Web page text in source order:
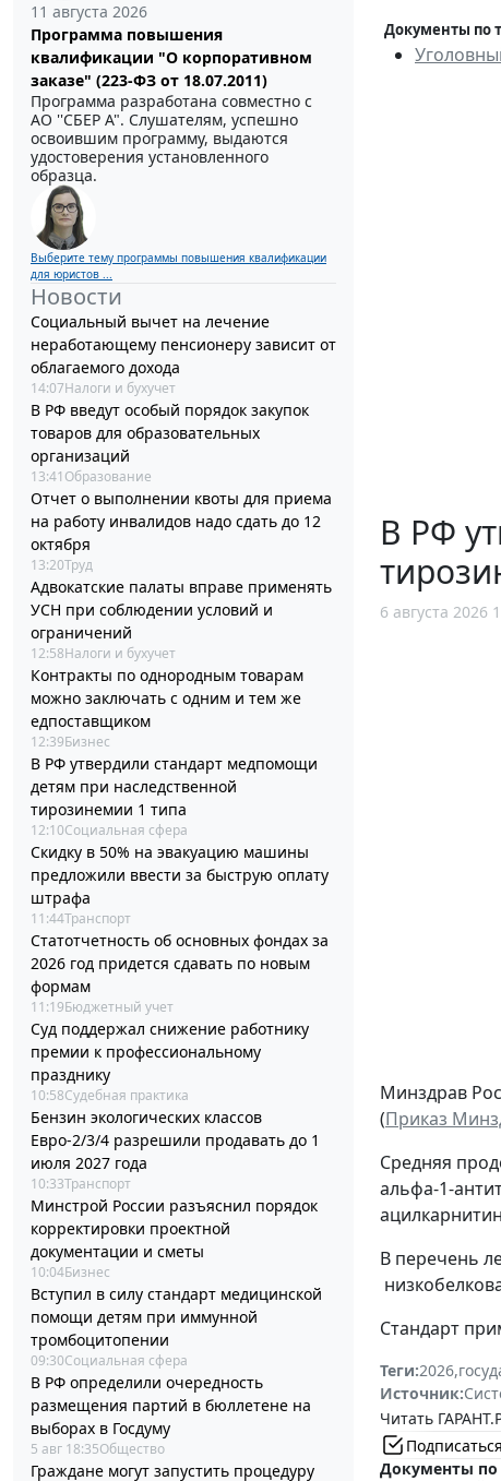
11 августа 2026
Программа повышения
квалификации "О корпоративном
заказе" (223-ФЗ от 18.07.2011)
Программа разработана совместно с
АО ''СБЕР А". Слушателям, успешно
освоившим программу, выдаются
удостоверения установленного
образца.
Выберите тему программы повышения квалификации
для юристов ...
Новости
Социальный вычет на лечение
неработающему пенсионеру зависит от
облагаемого дохода
14:07Налоги и бухучет
В РФ введут особый порядок закупок
товаров для образовательных
организаций
13:41 Образование
Отчет о выполнении квоты для приема
на работу инвалидов надо сдать до 12
октября
13:20Труд
Адвокатские палаты вправе применять
УСН при соблюдении условий и
ограничений
12:58Налоги и бухучет
Контракты по однородным товарам
можно заключать с одним и тем же
едпоставщиком
12:39Бизнес
В РФ утвердили стандарт медпомощи
детям при наследственной
тирозинемии 1 типа
12:10Социальная сфера
Скидку в 50% на эвакуацию машины
предложили ввести за быструю оплату
штрафа
11:44Транспорт
Статотчетность об основных фондах за
2026 год придется сдавать по новым
формам
11:19Бюджетный учет
Суд поддержал снижение работнику
премии к профессиональному
празднику
10:58Судебная практика
Бензин экологических классов
Евро-2/3/4 разрешили продавать до 1
июля 2027 года
10:33Транспорт
Минстрой России разъяснил порядок
корректировки проектной
документации и сметы
10:04Бизнес
Вступил в силу стандарт медицинской
помощи детям при иммунной
тромбоцитопении
09:30Социальная сфера
В РФ определили очередность
размещения партий в бюллетене на
выборах в Госдуму
5 авг 18:35Общество
Граждане могут запустить процедуру
Документы по
В РФ
6 августа 2026
Минздрав
(Приказ
Средняя
альфа-1-
В перечень
Стандарт
Теги:2026,
Источник:
Читать
Документы по